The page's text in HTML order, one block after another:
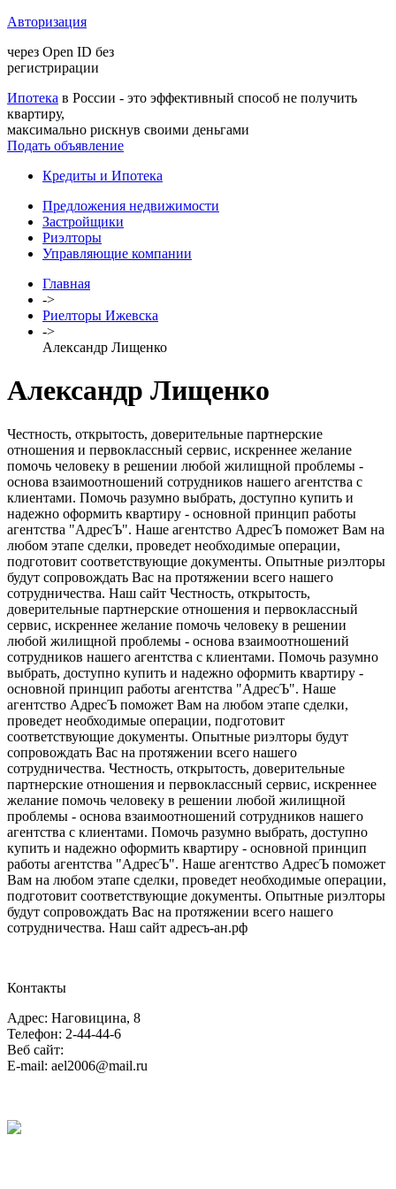
Авторизация
через Open ID без
регистрирации
Ипотека в России - это эффективный способ не получить
квартиру,
максимально рискнув своими деньгами
Подать объявление
Кредиты и Ипотека
Предложения недвижимости
Застройщики
Риэлторы
Управляющие компании
Главная
->
Риелторы Ижевска
->
Александр Лищенко
Александр Лищенко
Честность, открытость, доверительные партнерские
отношения и первоклассный сервис, искреннее желание
помочь человеку в решении любой жилищной проблемы -
основа взаимоотношений сотрудников нашего агентства с
клиентами. Помочь разумно выбрать, доступно купить и
надежно оформить квартиру - основной принцип работы
агентства "АдресЪ". Наше агентство АдресЪ поможет Вам на
любом этапе сделки, проведет необходимые операции,
подготовит соответствующие документы. Опытные риэлторы
будут сопровождать Вас на протяжении всего нашего
сотрудничества. Наш сайт Честность, открытость,
доверительные партнерские отношения и первоклассный
сервис, искреннее желание помочь человеку в решении
любой жилищной проблемы - основа взаимоотношений
сотрудников нашего агентства с клиентами. Помочь разумно
выбрать, доступно купить и надежно оформить квартиру -
основной принцип работы агентства "АдресЪ". Наше
агентство АдресЪ поможет Вам на любом этапе сделки,
проведет необходимые операции, подготовит
соответствующие документы. Опытные риэлторы будут
сопровождать Вас на протяжении всего нашего
сотрудничества. Честность, открытость, доверительные
партнерские отношения и первоклассный сервис, искреннее
желание помочь человеку в решении любой жилищной
проблемы - основа взаимоотношений сотрудников нашего
агентства с клиентами. Помочь разумно выбрать, доступно
купить и надежно оформить квартиру - основной принцип
работы агентства "АдресЪ". Наше агентство АдресЪ поможет
Вам на любом этапе сделки, проведет необходимые операции,
подготовит соответствующие документы. Опытные риэлторы
будут сопровождать Вас на протяжении всего нашего
сотрудничества. Наш сайт адресъ-ан.рф
Контакты
Адрес: Наговицина, 8
Телефон: 2-44-44-6
Веб сайт:
E-mail: ael2006@mail.ru